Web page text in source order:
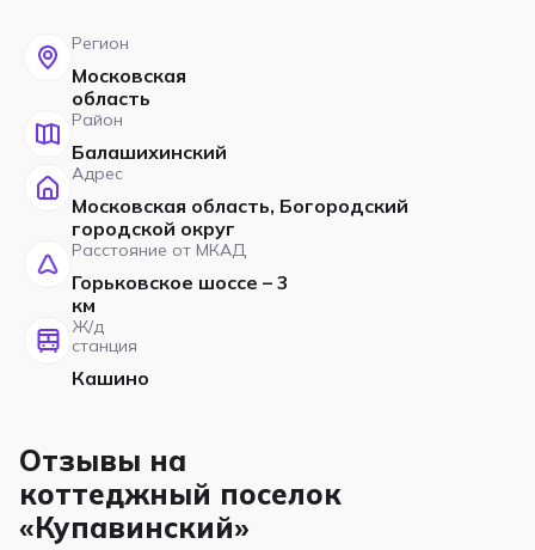
Регион
Московская
область
Район
Балашихинский
Адрес
Московская область, Богородский
городской округ
Расстояние от МКАД
Горьковское шоссе – 3
км
Ж/д
станция
Кашино
Отзывы на
коттеджный поселок
«Купавинский»